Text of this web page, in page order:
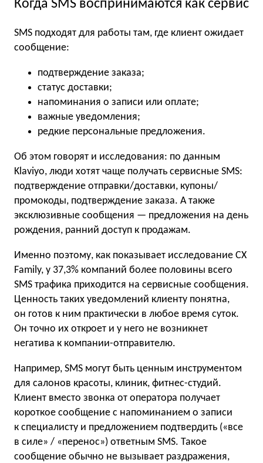
Когда SMS воспринимаются как сервис
SMS подходят для работы там, где клиент ожидает
сообщение:
подтверждение заказа;
статус доставки;
напоминания о записи или оплате;
важные уведомления;
редкие персональные предложения.
Об этом говорят и исследования: по данным
Klaviyo, люди хотят чаще получать сервисные SMS:
подтверждение отправки/доставки, купоны/
промокоды, подтверждение заказа. А также
эксклюзивные сообщения — предложения на день
рождения, ранний доступ к продажам.
Именно поэтому, как показывает исследование CX
Family, у 37,3% компаний более половины всего
SMS трафика приходится на сервисные сообщения.
Ценность таких уведомлений клиенту понятна,
он готов к ним практически в любое время суток.
Он точно их откроет и у него не возникнет
негатива к компании-отправителю.
Например, SMS могут быть ценным инструментом
для салонов красоты, клиник, фитнес-студий.
Клиент вместо звонка от оператора получает
короткое сообщение с напоминанием о записи
к специалисту и предложением подтвердить («все
в силе» / «перенос») ответным SMS. Такое
сообщение обычно не вызывает раздражения,